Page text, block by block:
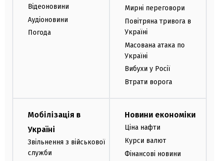
Відеоновини
Аудіоновини
Погода
Мирні переговори
Повітряна тривога в
Україні
Масована атака по
Україні
Вибухи у Росії
Втрати ворога
Мобілізація в
Україні
Звільнення з військової
служби
Новини економіки
Ціна нафти
Курси валют
Фінансові новини